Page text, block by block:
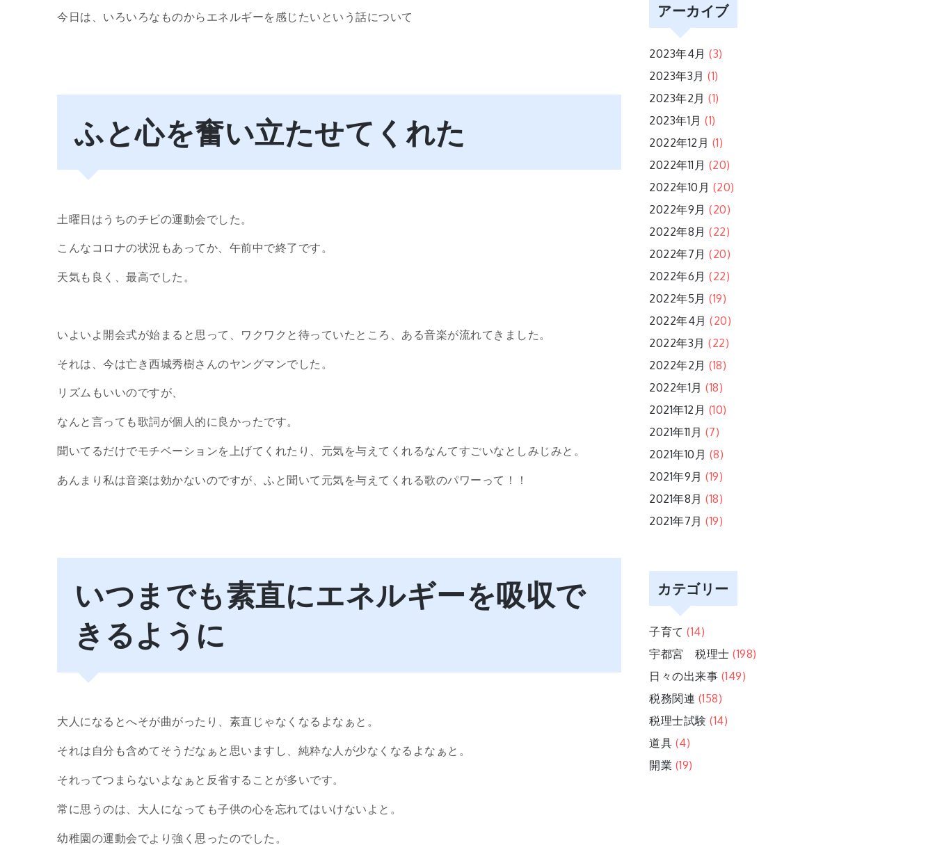
今日は、いろいろなものからエネルギーを感じたいという話について
ふと心を奮い立たせてくれた
土曜日はうちのチビの運動会でした。
こんなコロナの状況もあってか、午前中で終了です。
天気も良く、最高でした。
いよいよ開会式が始まると思って、ワクワクと待っていたところ、ある音楽が流れてきました。
それは、今は亡き西城秀樹さんのヤングマンでした。
リズムもいいのですが、
なんと言っても歌詞が個人的に良かったです。
聞いてるだけでモチベーションを上げてくれたり、元気を与えてくれるなんてすごいなとしみじみと。
あんまり私は音楽は効かないのですが、ふと聞いて元気を与えてくれる歌のパワーって！！
いつまでも素直にエネルギーを吸収で
きるように
大人になるとへそが曲がったり、素直じゃなくなるよなぁと。
それは自分も含めてそうだなぁと思いますし、純粋な人が少なくなるよなぁと。
それってつまらないよなぁと反省することが多いです。
常に思うのは、大人になっても子供の心を忘れてはいけないよと。
幼稚園の運動会でより強く思ったのでした。
アーカイブ
2023年4月 (3)
2023年3月 (1)
2023年2月 (1)
2023年1月 (1)
2022年12月 (1)
2022年11月 (20)
2022年10月 (20)
2022年9月 (20)
2022年8月 (22)
2022年7月 (20)
2022年6月 (22)
2022年5月 (19)
2022年4月 (20)
2022年3月 (22)
2022年2月 (18)
2022年1月 (18)
2021年12月 (10)
2021年11月 (7)
2021年10月 (8)
2021年9月 (19)
2021年8月 (18)
2021年7月 (19)
カテゴリー
子育て (14)
宇都宮 税理士 (198)
日々の出来事 (149)
税務関連 (158)
税理士試験 (14)
道具 (4)
開業 (19)